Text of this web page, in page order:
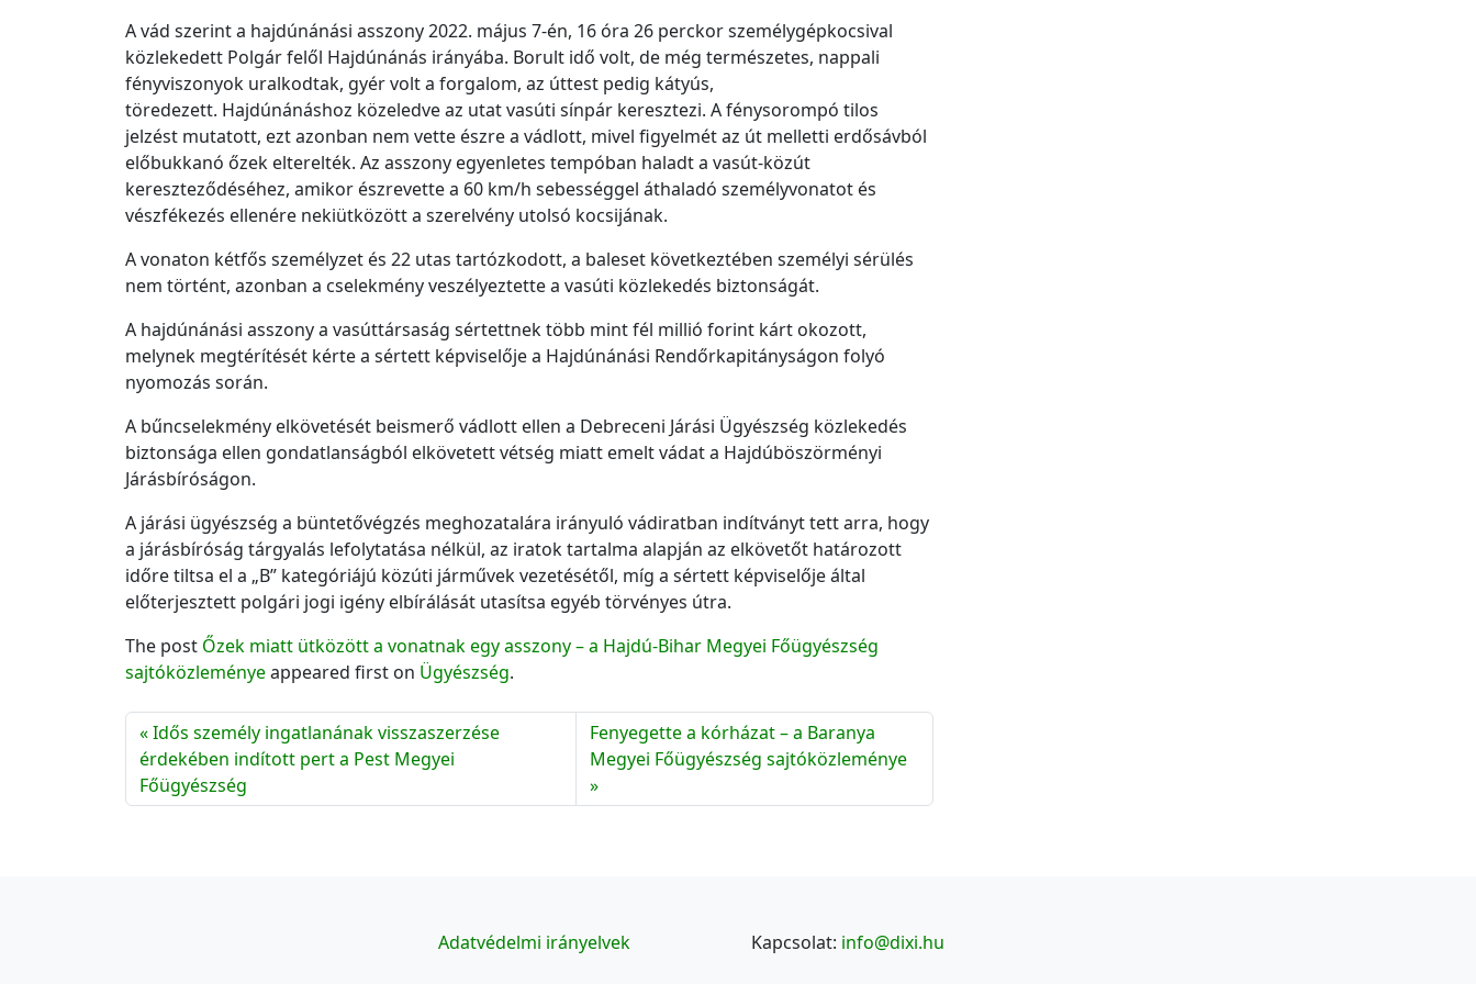
A vád szerint a hajdúnánási asszony 2022. május 7-én, 16 óra 26 perckor személygépkocsival
közlekedett Polgár felől Hajdúnánás irányába. Borult idő volt, de még természetes, nappali
fényviszonyok uralkodtak, gyér volt a forgalom, az úttest pedig kátyús,
töredezett. Hajdúnánáshoz közeledve az utat vasúti sínpár keresztezi. A fénysorompó tilos
jelzést mutatott, ezt azonban nem vette észre a vádlott, mivel figyelmét az út melletti erdősávból
előbukkanó őzek elterelték. Az asszony egyenletes tempóban haladt a vasút-közút
kereszteződéséhez, amikor észrevette a 60 km/h sebességgel áthaladó személyvonatot és
vészfékezés ellenére nekiütközött a szerelvény utolsó kocsijának.
A vonaton kétfős személyzet és 22 utas tartózkodott, a baleset következtében személyi sérülés
nem történt, azonban a cselekmény veszélyeztette a vasúti közlekedés biztonságát.
A hajdúnánási asszony a vasúttársaság sértettnek több mint fél millió forint kárt okozott,
melynek megtérítését kérte a sértett képviselője a Hajdúnánási Rendőrkapitányságon folyó
nyomozás során.
A bűncselekmény elkövetését beismerő vádlott ellen a Debreceni Járási Ügyészség közlekedés
biztonsága ellen gondatlanságból elkövetett vétség miatt emelt vádat a Hajdúböszörményi
Járásbíróságon.
A járási ügyészség a büntetővégzés meghozatalára irányuló vádiratban indítványt tett arra, hogy
a járásbíróság tárgyalás lefolytatása nélkül, az iratok tartalma alapján az elkövetőt határozott
időre tiltsa el a „B” kategóriájú közúti járművek vezetésétől, míg a sértett képviselője által
előterjesztett polgári jogi igény elbírálását utasítsa egyéb törvényes útra.
The post Őzek miatt ütközött a vonatnak egy asszony – a Hajdú-Bihar Megyei Főügyészség
sajtóközleményeappeared first on Ügyészség.
Idős személy ingatlanának visszaszerzése
érdekében indított pert a Pest Megyei
Főügyészség
Fenyegette a kórházat – a Baranya
Megyei Főügyészség sajtóközleménye
Adatvédelmi irányelvek Kapcsolat: info@dixi.hu